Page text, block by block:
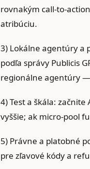
rovnakým
atribúciu.
3) Lokálne agentúry a
podľa správy Publicis
regionálne agentúry
4) Test a škála:
vyššie; ak micro‑pool
5) Právne a platobné
pre zľavové kódy a